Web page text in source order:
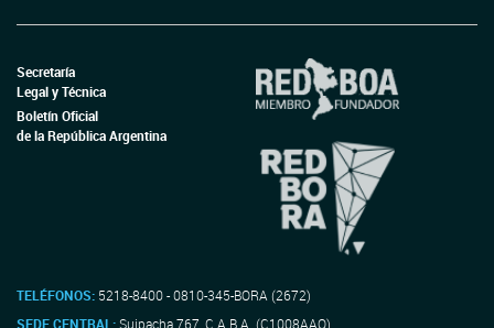
Secretaría
Legal y Técnica
Boletín Oficial
de la República Argentina
TELÉFONOS: 5218-8400 - 0810-345-BORA (2672)
SEDE CENTRAL:Suipacha 767, C.A.B.A. (C1008AAO)